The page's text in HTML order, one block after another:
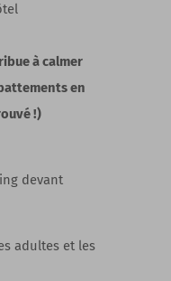
à calmer
en
!)
devant
adultes et les